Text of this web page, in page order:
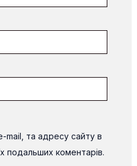
mail, та адресу сайту в
подальших коментарів.